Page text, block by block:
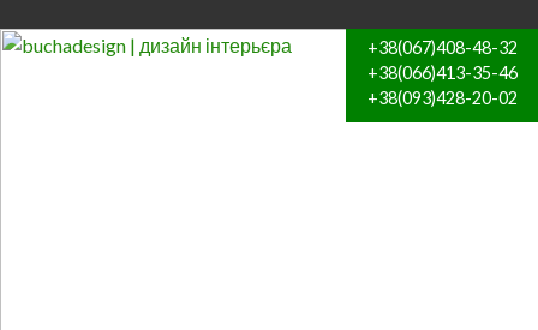
+38(067)408-48-32
+38(066)413-35-46
+38(093)428-20-02